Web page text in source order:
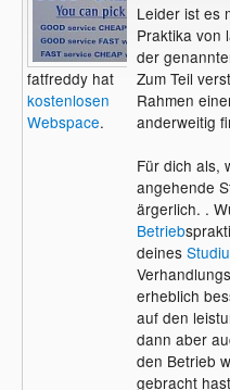
fatfreddy hat
kostenlosen
Webspace.
Leider ist es
Praktika von
der
Zum Teil
Rahmen
anderweitig
Für dich als,
angehende
ärgerlich. .
Betrieb
deines
erheblich
auf den
dann aber
den Betrieb
gebracht